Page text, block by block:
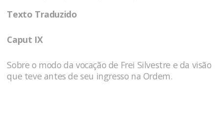
Texto Traduzido
Caput IX
Sobre o modo da vocação de Frei Silvestre e da visão
que teve antes de seu ingresso na Ordem.